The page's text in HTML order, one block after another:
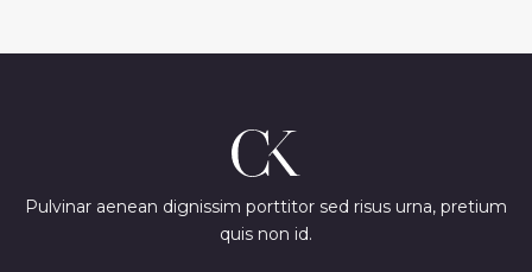
Pulvinar aenean dignissim porttitor sed risus urna, pretium
quis non id.